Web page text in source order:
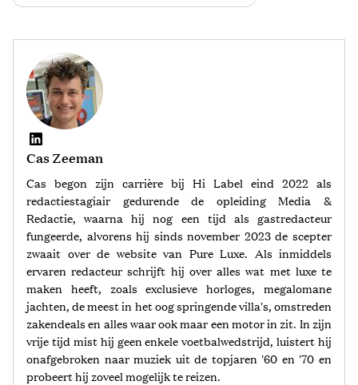
Cas Zeeman
Cas begon zijn carrière bij Hi Label eind 2022 als
redactiestagiair gedurende de opleiding Media &
Redactie, waarna hij nog een tijd als gastredacteur
fungeerde, alvorens hij sinds november 2023 de scepter
zwaait over de website van Pure Luxe. Als inmiddels
ervaren redacteur schrijft hij over alles wat met luxe te
maken heeft, zoals exclusieve horloges, megalomane
jachten, de meest in het oog springende villa's, omstreden
zakendeals en alles waar ook maar een motor in zit. In zijn
vrije tijd mist hij geen enkele voetbalwedstrijd, luistert hij
onafgebroken naar muziek uit de topjaren '60 en '70 en
probeert hij zoveel mogelijk te reizen.